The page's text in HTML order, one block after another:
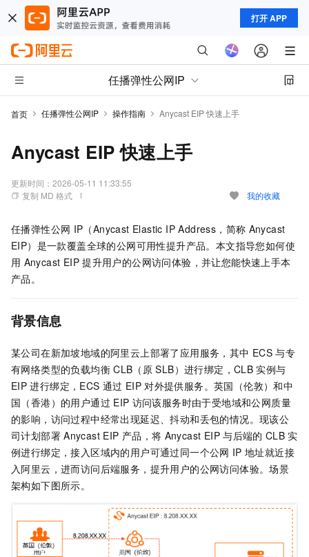
打开 APP
任播弹性公网IP
首页 任播弹性公网IP 操作指南 Anycast EIP 快速上手
Anycast EIP 快速上手
更新时间： 2026-05-11 11:33:55
复制 MD 格式
我的收藏
任播弹性公网 IP（Anycast Elastic IP Address，简称 Anycast
EIP）是一款覆盖全球的公网可用性提升产品。本文指导您如何使
用 Anycast EIP 提升用户的公网访问体验，并让您能快速上手本
产品。
背景信息
某公司在新加坡地域的阿里云上部署了应用服务，其中 ECS 与专
有网络类型的负载均衡 CLB（原 SLB）进行绑定，CLB 实例与
EIP 进行绑定，ECS 通过 EIP 对外提供服务。英国（伦敦）和中
国（香港）的用户通过 EIP 访问该服务时由于受地域和公网质量
的影响，访问过程中经常出现延迟、抖动和丢包的情况。现该公
司计划部署 Anycast EIP 产品，将 Anycast EIP 与后端的 CLB 实
例进行绑定，接入区域内的用户可通过同一个公网 IP 地址就近接
入阿里云，进而访问后端服务，提升用户的公网访问体验。场景
架构如下图所示。